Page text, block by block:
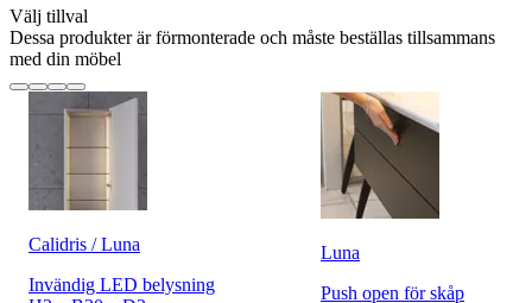
Välj tillval
Dessa produkter är förmonterade och måste beställas tillsammans
med din möbel
Calidris / Luna
Invändig LED belysning
Luna
Push open för skåp